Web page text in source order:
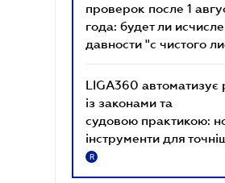
проверок после 1
года: будет ли
давности "с чистого
LIGA360 автоматизує
із законами та
судовою практикою:
інструменти для
R